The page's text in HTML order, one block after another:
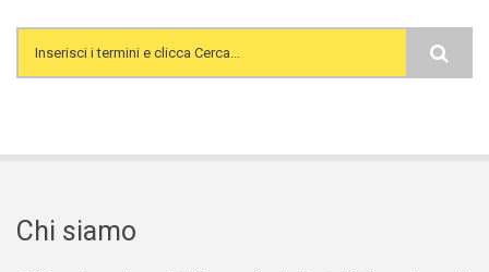
Search form
Chi siamo